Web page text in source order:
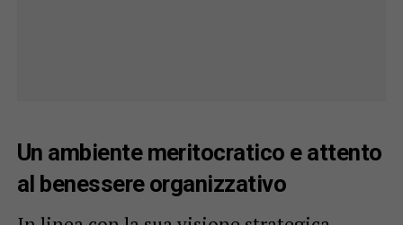
Un ambiente meritocratico e attento
al benessere organizzativo